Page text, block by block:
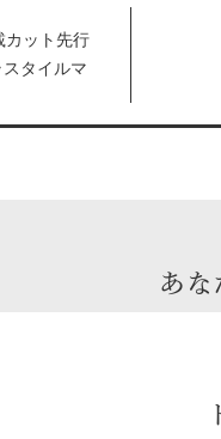
カット先行
タイルマ
あ